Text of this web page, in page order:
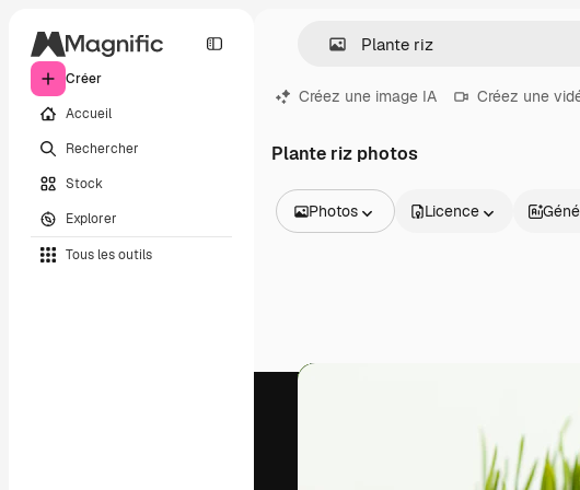
Créer
Accueil
Rechercher
Stock
Explorer
Tous les outils
Créez une image IA Créez une
Plante riz photos
Photos
Vidéos
Licence